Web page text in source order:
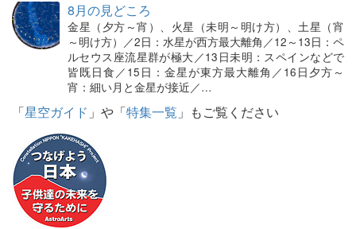
8月の見どころ
金星（夕方～宵）、火星（未明～明け方）、土星（宵
～明け方）／2日：水星が西方最大離角／12～13日：ペ
ルセウス座流星群が極大／13日未明：スペインなどで
皆既日食／15日：金星が東方最大離角／16日夕方～
宵：細い月と金星が接近／…
「星空ガイド 」や「特集一覧 」もご覧ください